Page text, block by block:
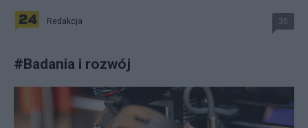
Redakcja 35
#Badania i rozwój